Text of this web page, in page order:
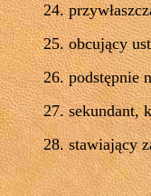
24.
25. obcujący
26. podstępnie
27. sekundant,
28. stawiający